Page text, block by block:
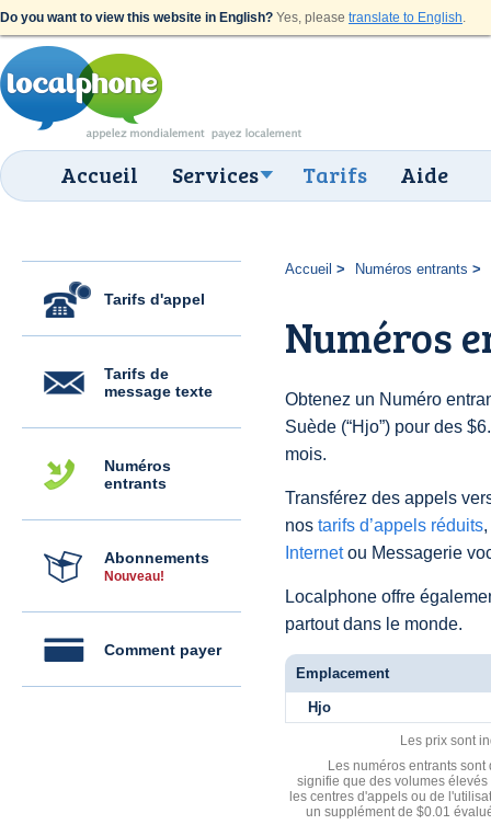
Do you want to view this website in English? Yes, please translate to English.
Accueil Services Tarifs Aide
Tarifs d'appel
Tarifs de
message texte
Numéros
entrants
Abonnements
Nouveau!
Comment payer
Accueil Numéros entrants
Numéros
Obtenez un Numéro
Suède (“Hjo”) pour des
mois.
Transférez des appels
nos tarifs d’appels réduits
Internetou Messagerie
Localphone offre
partout dans le monde.
Emplacement
Hjo
Les prix sont
Les numéros entrants
signifie que des volumes
les centres d'appels ou de
un supplément de $0.01